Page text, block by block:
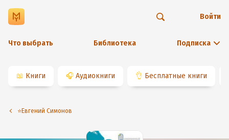
Что выбрать Библиотека Подписка
Войти
📖 Книги 🎧 Аудиокниги 👌 Бесплатные книги
⭐️Евгений Симонов